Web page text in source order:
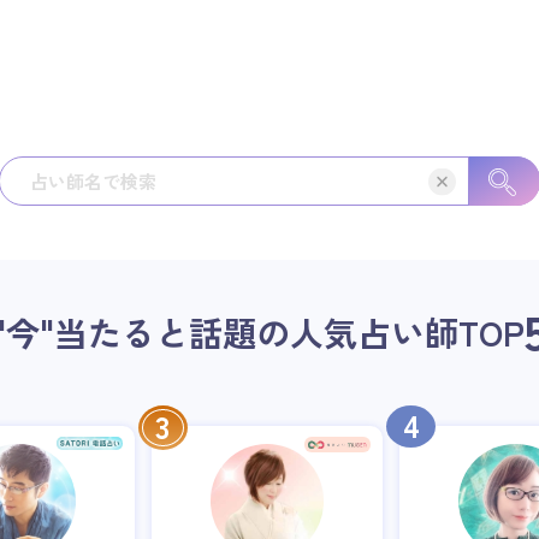
"当たると話題の人気占い師TOP
3 4